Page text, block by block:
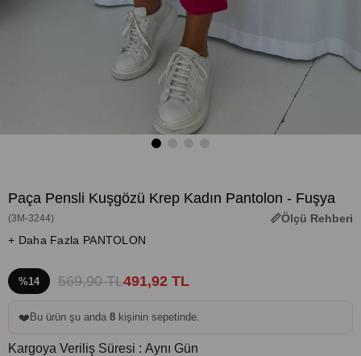
Paça Pensli Kuşgözü Krep Kadın Pantolon - Fuşya
(3M-3244)
Ölçü Rehberi
+ Daha Fazla PANTOLON
%14 569,90 TL491,92 TL
❤️ Bu ürün şu anda 8 kişinin sepetinde.
Kargoya Veriliş Süresi : Aynı Gün